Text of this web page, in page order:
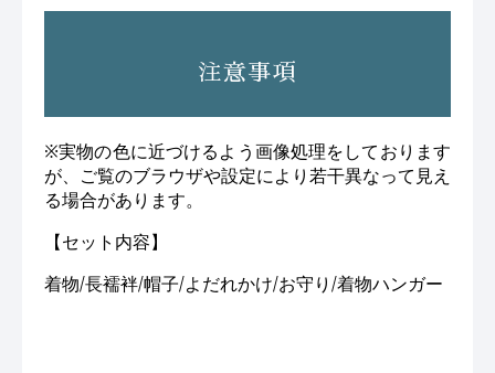
注意事項
※実物の色に近づけるよう画像処理をしております
が、ご覧のブラウザや設定により若干異なって見え
る場合があります。
【セット内容】
着物/長襦袢/帽子/よだれかけ/お守り/着物ハンガー